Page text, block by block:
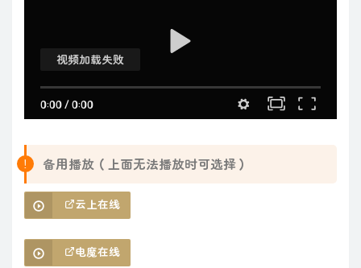
0:00 /0:00
视频加载失败
备用播放（上面无法播放时可选择）
云上在线
电魔在线